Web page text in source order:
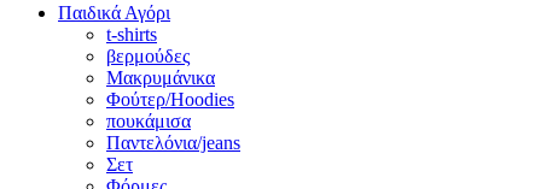
Παιδικά Αγόρι
t-shirts
βερμούδες
Μακρυμάνικα
Φούτερ/Hoodies
πουκάμισα
Παντελόνια/jeans
Σετ